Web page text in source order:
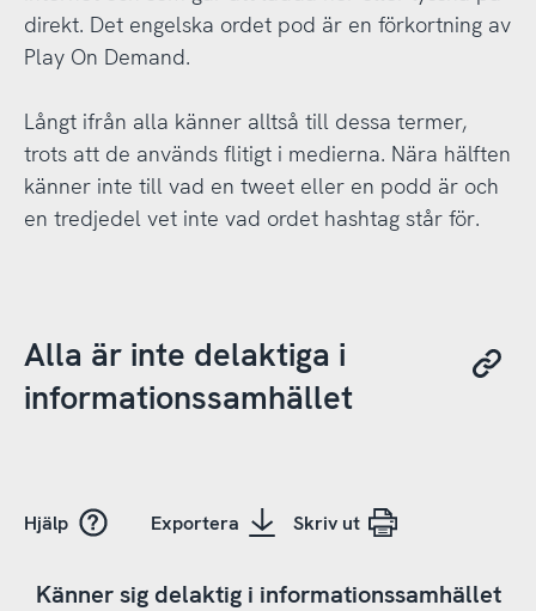
direkt. Det engelska ordet pod är en förkortning av
Play On Demand.
Långt ifrån alla känner alltså till dessa termer,
trots att de används flitigt i medierna. Nära hälften
känner inte till vad en tweet eller en podd är och
en tredjedel vet inte vad ordet hashtag står för.
Alla är inte delaktiga i
informationssamhället
Hjälp Exportera Skriv ut
Känner sig delaktig i informationssamhället